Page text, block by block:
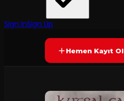
Sign InSign UpYAKINDA Yetersiz oy
Hemen Kayıt Ol